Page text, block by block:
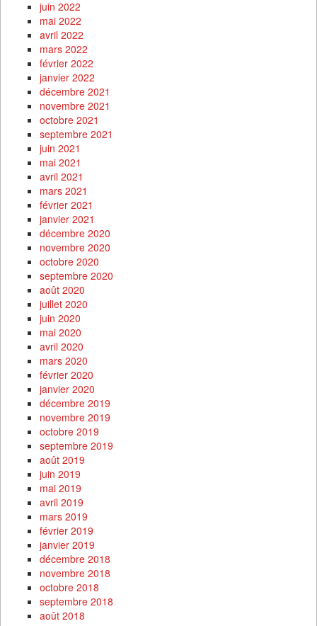
juin 2022
mai 2022
avril 2022
mars 2022
février 2022
janvier 2022
décembre 2021
novembre 2021
octobre 2021
septembre 2021
juin 2021
mai 2021
avril 2021
mars 2021
février 2021
janvier 2021
décembre 2020
novembre 2020
octobre 2020
septembre 2020
août 2020
juillet 2020
juin 2020
mai 2020
avril 2020
mars 2020
février 2020
janvier 2020
décembre 2019
novembre 2019
octobre 2019
septembre 2019
août 2019
juin 2019
mai 2019
avril 2019
mars 2019
février 2019
janvier 2019
décembre 2018
novembre 2018
octobre 2018
septembre 2018
août 2018